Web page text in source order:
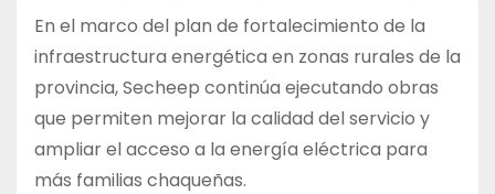
En el marco del plan de fortalecimiento de la
infraestructura energética en zonas rurales de la
provincia, Secheep continúa ejecutando obras
que permiten mejorar la calidad del servicio y
ampliar el acceso a la energía eléctrica para
más familias chaqueñas.